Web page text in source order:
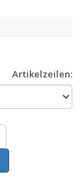
Artikelzeilen: